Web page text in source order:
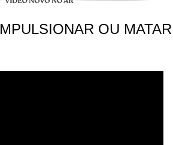
OU MATAR